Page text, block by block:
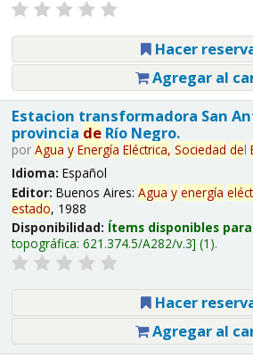
Hacer
Agregar al
Estacion transformadora San
provincia deRío Negro.
por Agua y Energía Eléctrica, Sociedad del
Idioma: Español
Editor: Buenos Aires: Agua y energía
estado, 1988
Disponibilidad: Ítems disponibles
topográfica: 621.374.5/A282/v.3 (1).
Hacer
Agregar al